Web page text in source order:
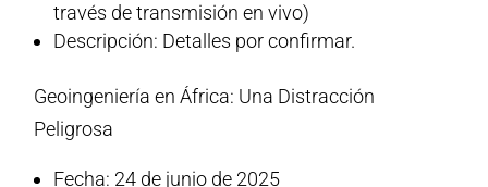
través de transmisión en vivo)
Descripción: Detalles por confirmar.
Geoingeniería en África: Una Distracción
Peligrosa
Fecha: 24 de junio de 2025